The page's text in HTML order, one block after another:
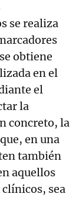
se realiza
obtiene
en el
el
la
concreto, la
en una
también
aquellos
sea